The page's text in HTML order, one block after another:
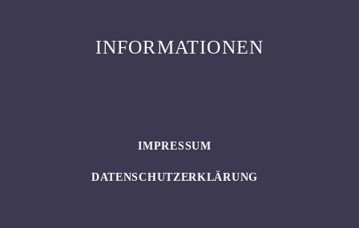
INFORMATIONEN
IMPRESSUM
DATENSCHUTZERKLÄRUNG